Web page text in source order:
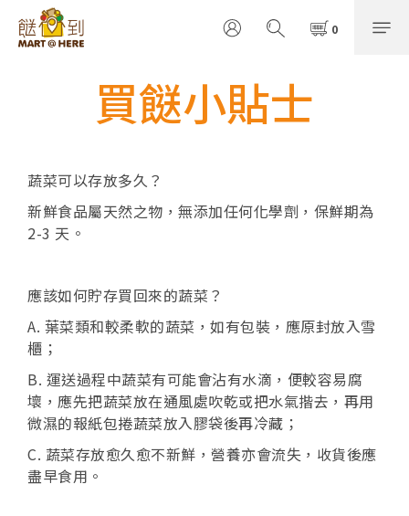
買餸小貼士
蔬菜可以存放多久？
新鮮食品屬天然之物，無添加任何化學劑，保鮮期為
2-3 天。
應該如何貯存買回來的蔬菜？
A. 葉菜類和較柔軟的蔬菜，如有包裝，應原封放入雪
櫃；
B. 運送過程中蔬菜有可能會沾有水滴，便較容易腐
壞，應先把蔬菜放在通風處吹乾或把水氣揩去，再用
微濕的報紙包捲蔬菜放入膠袋後再冷藏；
C. 蔬菜存放愈久愈不新鮮，營養亦會流失，收貨後應
盡早食用。